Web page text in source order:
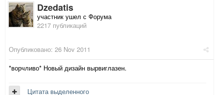
Dzedatis
участник ушел с Форума
2217 публикаций
Опубликовано: 26 Nov 2011
*ворчливо* Новый дизайн вырвиглазен.
Цитата выделенного